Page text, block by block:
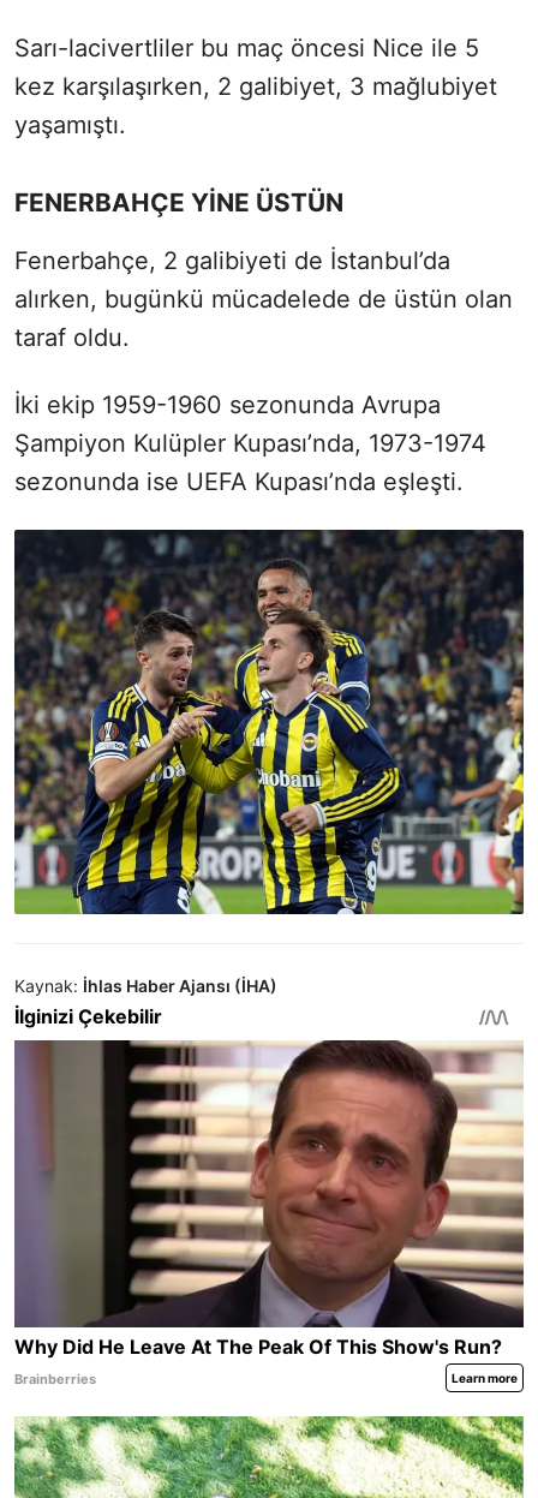
Sarı-lacivertliler bu maç öncesi Nice ile 5
kez karşılaşırken, 2 galibiyet, 3 mağlubiyet
yaşamıştı.
FENERBAHÇE YİNE ÜSTÜN
Fenerbahçe, 2 galibiyeti de İstanbul’da
alırken, bugünkü mücadelede de üstün olan
taraf oldu.
İki ekip 1959-1960 sezonunda Avrupa
Şampiyon Kulüpler Kupası’nda, 1973-1974
sezonunda ise UEFA Kupası’nda eşleşti.
Kaynak: İhlas Haber Ajansı (İHA)